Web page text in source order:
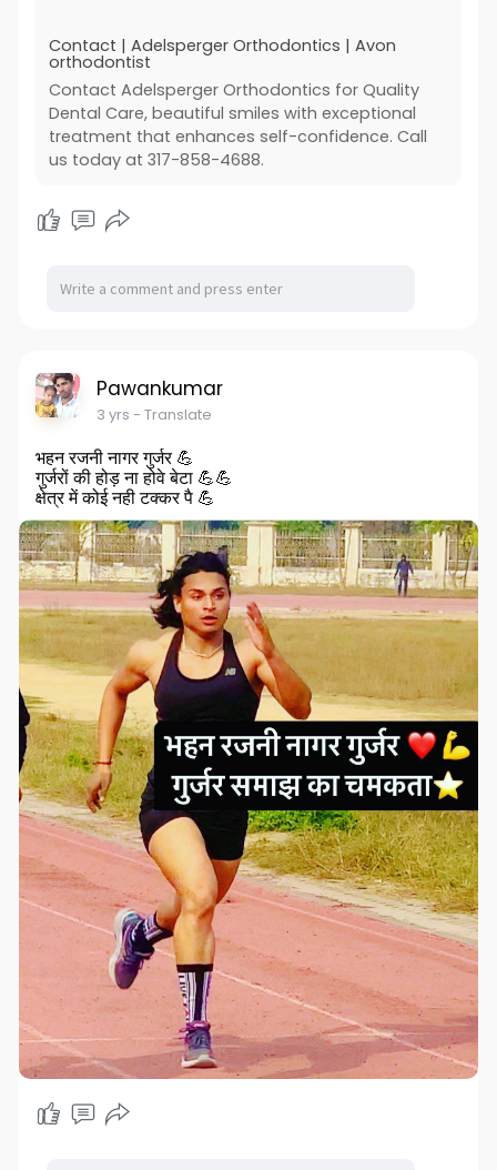
Contact | Adelsperger Orthodontics | Avon
orthodontist
Contact Adelsperger Orthodontics for Quality
Dental Care, beautiful smiles with exceptional
treatment that enhances self-confidence. Call
us today at 317-858-4688.
Pawankumar
3 yrs - Translate
भहन रजनी नागर गुर्जर 💪
गुर्जरों की होड़ ना होवे बेटा 💪💪
क्षेत्र में कोई नही टक्कर पै 💪